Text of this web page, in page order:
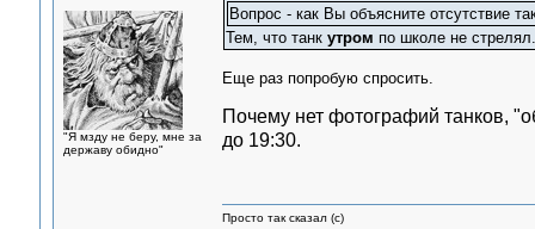
"Я мзду не беру, мне за
державу обидно"
Вопрос - как Вы объясните отсутствие
Тем, что танкутром по школе не стрелял.
Еще раз попробую спросить.
Почему нет фотографий танков,
до 19:30.
Просто так сказал (с)